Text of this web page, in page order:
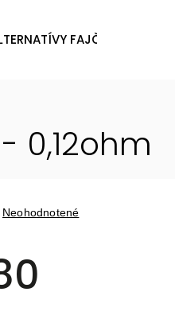
FAJČENIA
0,12ohm
Neohodnotené